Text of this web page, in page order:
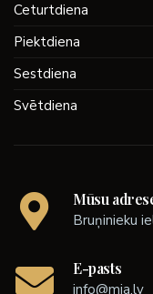
Ceturtdiena
Piektdiena
Sestdiena
Svētdiena
Mūsu
Bruņinieku
E-pasts
info@mia.lv